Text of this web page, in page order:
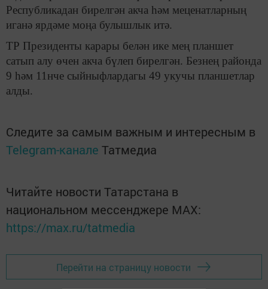
Рес­публикадан бирелгән акча һәм меценатларның
иганә ярдәме моңа булышлык итә.
ТР Президенты карары белән ике мең планшет
сатып алу өчен акча бүлеп бирелгән. Безнең районда
9 һәм 11нче сыйныфлардагы 49 укучы планшетлар
алды.
Следите за самым важным и интересным в
Telegram-канале Татмедиа
Читайте новости Татарстана в
национальном мессенджере MАХ:
https://max.ru/tatmedia
Перейти на страницу новости